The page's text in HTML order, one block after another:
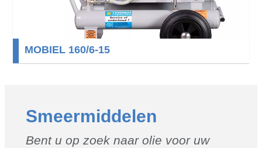
MOBIEL 160/6-15
Smeermiddelen
Bent u op zoek naar olie voor uw